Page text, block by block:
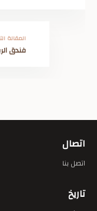
المقالة
فندق
اتصال
اتصل بنا
تاريخ